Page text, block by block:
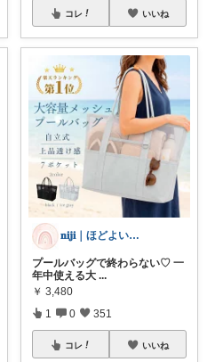
コレ いいね
𝐧𝐢𝐣𝐢｜ほどよい華を、暮らしに
プールバッグで終わらない♡ 一
年中使える大 ...
￥ 3,480
1 0 351
コレ いいね